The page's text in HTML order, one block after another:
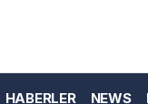
HABERLER NEWS